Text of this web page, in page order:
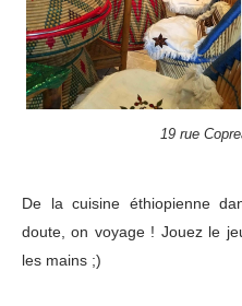
19 rue
De la cuisine éthiopienne
doute, on voyage ! Jouez le
les mains ;)